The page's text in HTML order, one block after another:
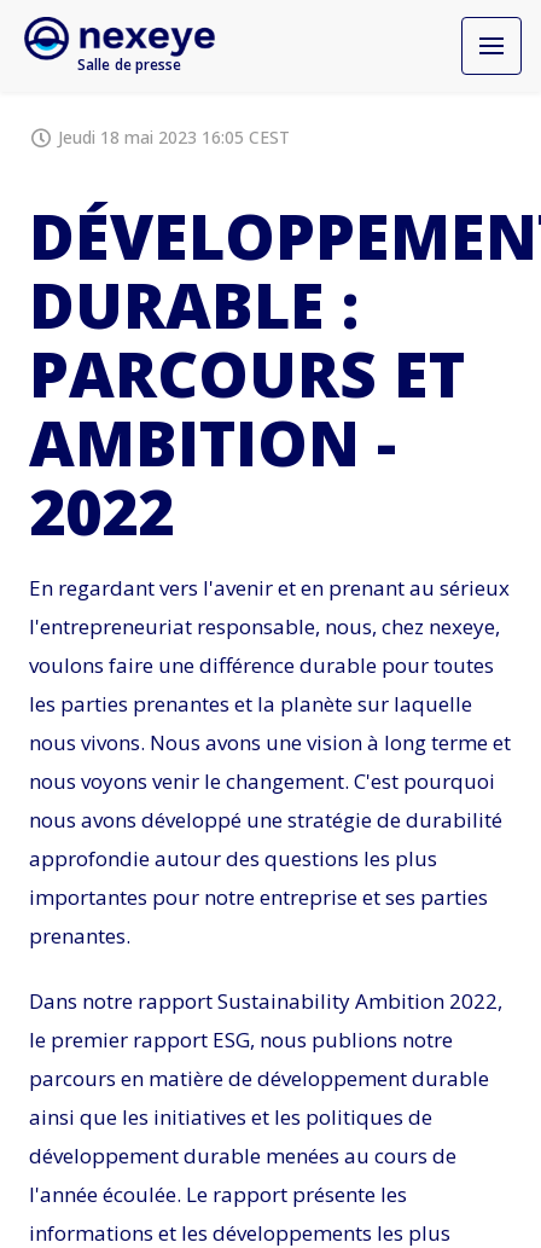
Salle de presse
Jeudi 18 mai 2023 16:05 CEST
DURABLE :
PARCOURS ET
AMBITION -
2022
En regardant vers l'avenir et en prenant au sérieux
l'entrepreneuriat responsable, nous, chez nexeye,
voulons faire une différence durable pour toutes
les parties prenantes et la planète sur laquelle
nous vivons. Nous avons une vision à long terme et
nous voyons venir le changement. C'est pourquoi
nous avons développé une stratégie de durabilité
approfondie autour des questions les plus
importantes pour notre entreprise et ses parties
prenantes.
Dans notre rapport Sustainability Ambition 2022,
le premier rapport ESG, nous publions notre
parcours en matière de développement durable
ainsi que les initiatives et les politiques de
développement durable menées au cours de
l'année écoulée. Le rapport présente les
informations et les développements les plus